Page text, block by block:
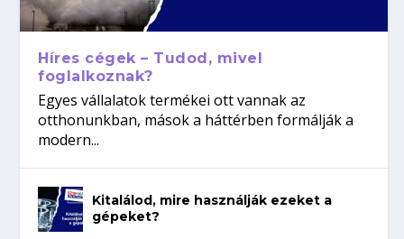
Híres cégek – Tudod, mivel
foglalkoznak?
Egyes vállalatok termékei ott vannak az
otthonunkban, mások a háttérben formálják a
modern...
Kitalálod, mire használják ezeket a
gépeket?